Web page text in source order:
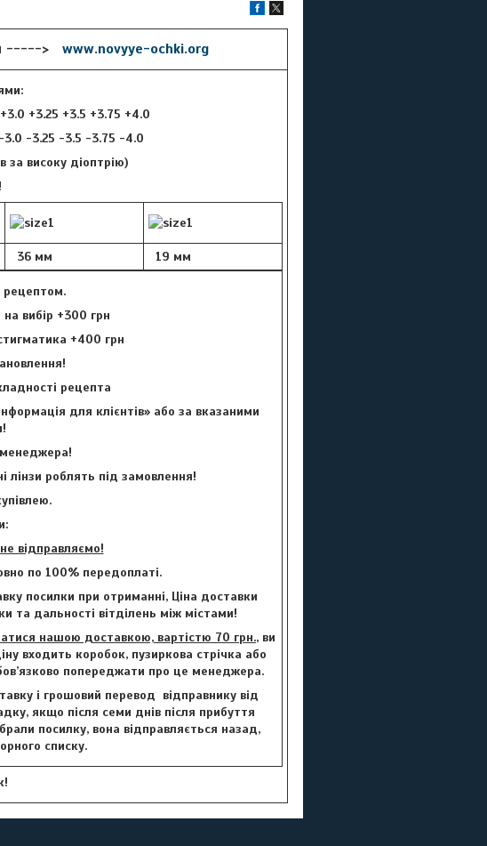
-----> www.novyye-ochki.org
+3.25 +3.5 +3.75 +4.0
3.0 -3.25 -3.5 -3.75 -4.0
за високу діоптрію)
36 мм 19 мм
рецептом.
вибір +300 грн
+400 грн
рецепта
для клієнтів» або за вказаними
менеджера!
лінзи роблять під замовлення!
відправляємо!
по 100% передоплаті.
посилки при отриманні, Ціна доставки
та дальності вітділень між містами!
нашою доставкою, вартістю 70 грн., ви
входить коробок, пузиркова стрічка або
попереджати про це менеджера.
і грошовий перевод відправнику від
якщо після семи днів після прибуття
посилку, вона відправляється назад,
списку.